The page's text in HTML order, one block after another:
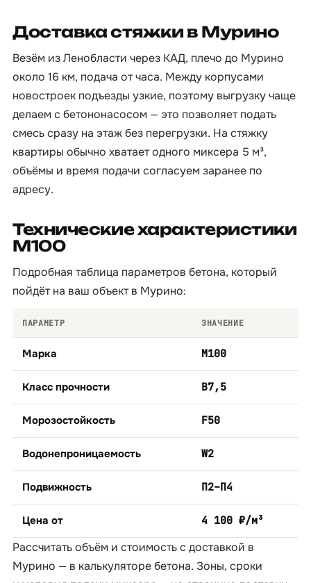
Доставка стяжки в Мурино
Везём из Ленобласти через КАД, плечо до Мурино
около 16 км, подача от часа. Между корпусами
новостроек подъезды узкие, поэтому выгрузку чаще
делаем с бетононасосом — это позволяет подать
смесь сразу на этаж без перегрузки. На стяжку
квартиры обычно хватает одного миксера 5 м³,
объёмы и время подачи согласуем заранее по
адресу.
Технические характеристики
М100
Подробная таблица параметров бетона, который
пойдёт на ваш объект в Мурино:
ПАРАМЕТР ЗНАЧЕНИЕ
Марка М100
Класс прочности B7,5
Морозостойкость F50
Водонепроницаемость W2
Подвижность П2–П4
Цена от 4 100 ₽/м³
Рассчитать объём и стоимость с доставкой в
Мурино — в калькуляторе бетона. Зоны, сроки